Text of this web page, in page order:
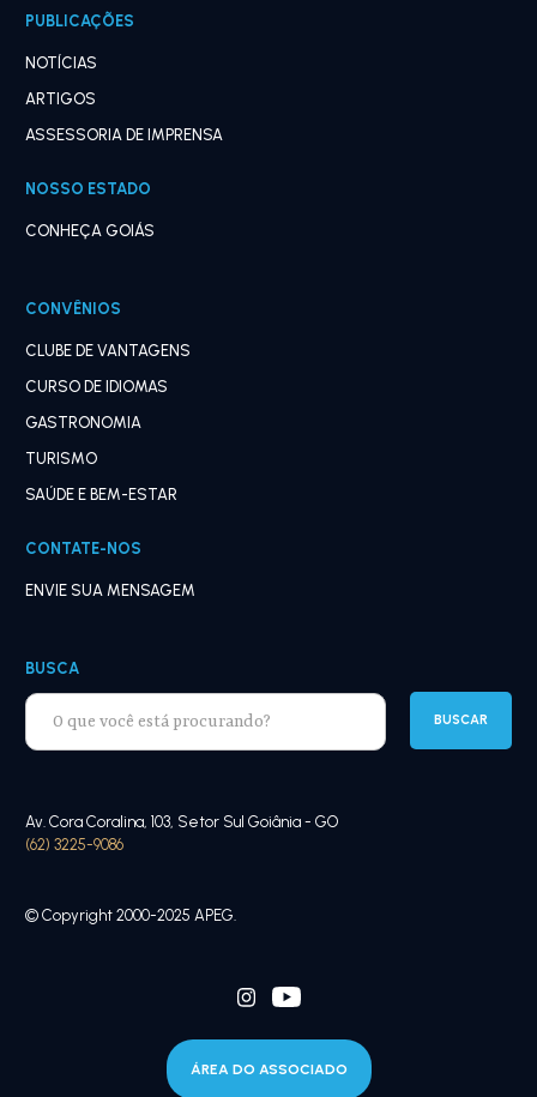
PUBLICAÇÕES
NOTÍCIAS
ARTIGOS
ASSESSORIA DE IMPRENSA
NOSSO ESTADO
CONHEÇA GOIÁS
CONVÊNIOS
CLUBE DE VANTAGENS
CURSO DE IDIOMAS
GASTRONOMIA
TURISMO
SAÚDE E BEM-ESTAR
CONTATE-NOS
ENVIE SUA MENSAGEM
BUSCA
Av. Cora Coralina, 103, Setor Sul Goiânia - GO
(62) 3225-9086
© Copyright 2000-2025 APEG.
ÁREA DO ASSOCIADO